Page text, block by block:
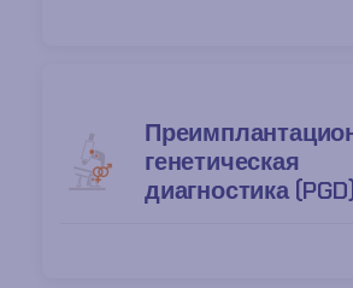
генетическая
диагностика